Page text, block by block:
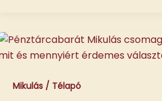
Mikulás / Télapó